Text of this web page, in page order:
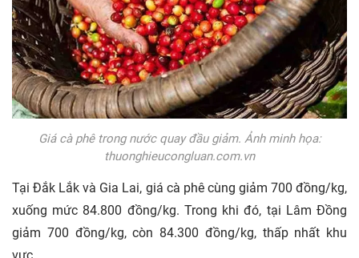
Giá cà phê trong nước quay đầu giảm. Ảnh minh họa:
thuonghieucongluan.com.vn
Tại Đắk Lắk và Gia Lai, giá cà phê cùng giảm 700 đồng/kg,
xuống mức 84.800 đồng/kg. Trong khi đó, tại Lâm Đồng
giảm 700 đồng/kg, còn 84.300 đồng/kg, thấp nhất khu